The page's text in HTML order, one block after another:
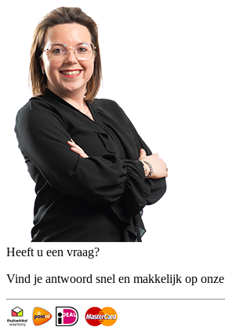
Heeft u een vraag?
Vind je antwoord snel en makkelijk op onze